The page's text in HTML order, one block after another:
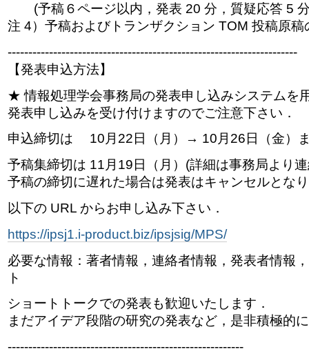
(予稿６ページ以内，発表 20 分，質疑応答 5
注 4）予稿およびトランザクション TOM 投稿原
----------------------------------------------------------------------
【発表申込方法】
★ 情報処理学会事務局の発表申し込みシステムを
発表申し込みを受け付けますのでご注意下さい．
申込締切は
10月22日（月）
→ 10月26日（金）
予稿集締切は 11月19日（月）(詳細は事務局より
予稿の締切に遅れた場合は発表はキャンセルとな
以下の URL からお申し込み下さい．
https://ipsj1.i-product.biz/ipsjsig/MPS/
必要な情報：著者情報，連絡者情報，発表者情報
ト
ショートトークでの発表も歓迎いたします．
まだアイデア段階の研究の発表など，是非積極的
---------------------------------------------------------